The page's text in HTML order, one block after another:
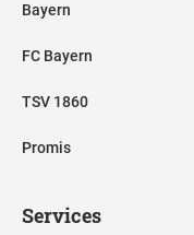
Bayern
FC Bayern
TSV 1860
Promis
Services